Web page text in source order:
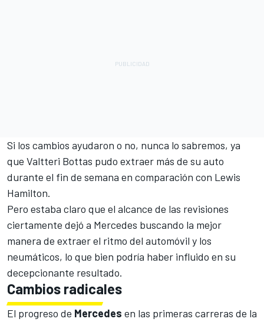
Si los cambios ayudaron o no, nunca lo sabremos, ya
que Valtteri Bottas pudo extraer más de su auto
durante el fin de semana en comparación con Lewis
Hamilton.
Pero estaba claro que el alcance de las revisiones
ciertamente dejó a Mercedes buscando la mejor
manera de extraer el ritmo del automóvil y los
neumáticos, lo que bien podría haber influido en su
decepcionante resultado.
Cambios radicales
El progreso de Mercedes en las primeras carreras de la